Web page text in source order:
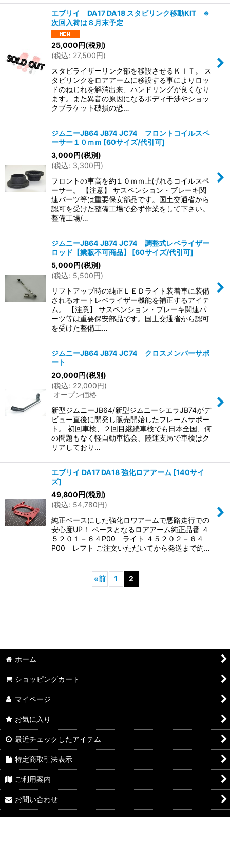
エブリイ DA17 DA18 スタビリンク移動KIT ※
次回入荷は８月末予定
25,000円(税別)
(税込: 27,500円)
スタビライザーリンク部を移設させるＫＩＴ。 ス
タビリンクをロアアームに移設する事によりロッ
ドのねじれを解消出来、ハンドリングが良くなり
ます。また異音の原因になるボディ干渉やショッ
クブラケット破損の恐…
ジムニーJB64 JB74 JC74 フロントコイルスペ
ーサー１０ｍｍ [60サイズ/代引可]
3,000円(税別)
(税込: 3,300円)
フロントの車高を約１０ｍｍ上げれるコイルスペ
ーサー。 【注意】 サスペンション・ブレーキ関
連パーツ等は重要保安部品です。国土交通省から
認可を受けた整備工場で必ず作業をして下さい。
整備工場/…
ジムニーJB64 JB74 JC74 調整式レベライザー
ロッド【業販不可商品】
[60サイズ/代引可]
5,000円(税別)
(税込: 5,500円)
リフトアップ時の純正ＬＥＤライト装着車に装備
されるオートレベライザー機能を補正するアイテ
ム。 【注意】 サスペンション・ブレーキ関連パ
ーツ等は重要保安部品です。国土交通省から認可
を受けた整備工…
ジムニーJB64 JB74 JC74 クロスメンバーサポ
ート
20,000円(税別)
(税込: 22,000円)
オープン価格
新型ジムニーJB64/新型ジムニーシエラJB74がデ
ビュー直後に開発し販売開始したフレームサポー
ト。 初回車検、２回目継続車検でも日本全国、何
の問題もなく軽自動車協会、陸運支局で車検はク
リアしており…
エブリイ DA17 DA18 強化ロアアーム [140サイ
ズ]
49,800円(税別)
(税込: 54,780円)
純正ベースにした強化ロワアームで悪路走行での
安心度UP！ ベースとなるロアアーム純正品番 ４
５２０１－６４P00 ライト ４５２０２－６４
P00 レフト ご注文いただいてから発送まで約…
«前 1 2
ホーム
ショッピングカート
マイページ
お気に入り
最近チェックしたアイテム
特定商取引法表示
ご利用案内
お問い合わせ